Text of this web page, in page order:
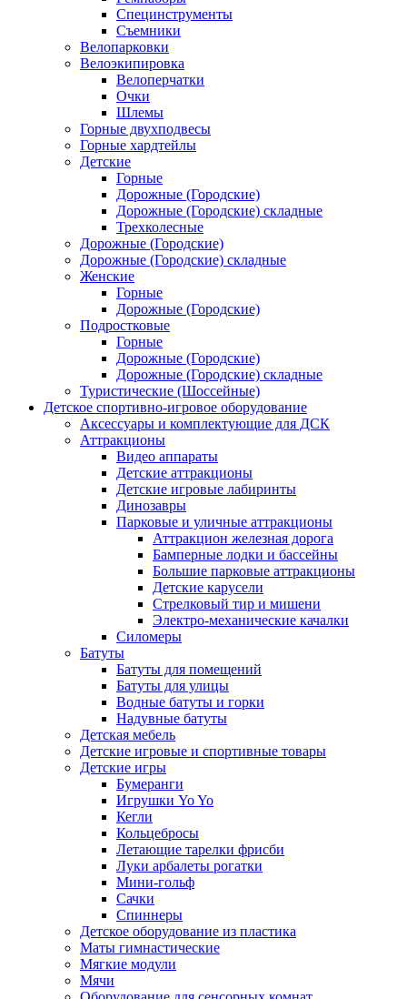
Специнструменты
Съемники
Велопарковки
Велоэкипировка
Велоперчатки
Очки
Шлемы
Горные двухподвесы
Горные хардтейлы
Детские
Горные
Дорожные (Городские)
Дорожные (Городские) складные
Трехколесные
Дорожные (Городские)
Дорожные (Городские) складные
Женские
Горные
Дорожные (Городские)
Подростковые
Горные
Дорожные (Городские)
Дорожные (Городские) складные
Туристические (Шоссейные)
Детское спортивно-игровое оборудование
Аксессуары и комплектующие для ДСК
Аттракционы
Видео аппараты
Детские аттракционы
Детские игровые лабиринты
Динозавры
Парковые и уличные аттракционы
Аттракцион железная дорога
Бамперные лодки и бассейны
Большие парковые аттракционы
Детские карусели
Стрелковый тир и мишени
Электро-механические качалки
Силомеры
Батуты
Батуты для помещений
Батуты для улицы
Водные батуты и горки
Надувные батуты
Детская мебель
Детские игровые и спортивные товары
Детские игры
Бумеранги
Игрушки Yo Yo
Кегли
Кольцебросы
Летающие тарелки фрисби
Луки арбалеты рогатки
Мини-гольф
Сачки
Спиннеры
Детское оборудование из пластика
Маты гимнастические
Мягкие модули
Мячи